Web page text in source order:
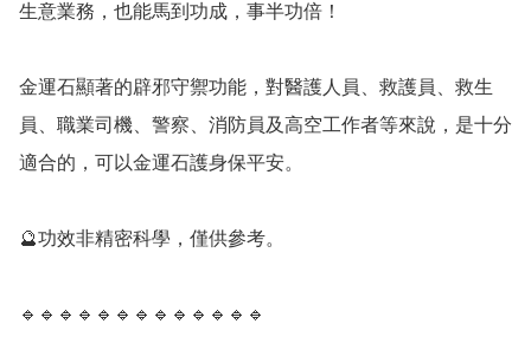
生意業務，也能馬到功成，事半功倍！
金運石顯著的辟邪守禦功能，對醫護人員、救護員、救生
員、職業司機、警察、消防員及高空工作者等來說，是十分
適合的，可以金運石護身保平安。
🔮功效非精密科學，僅供參考。
🔹️🔹️🔹️🔹️🔹️🔹️🔹️🔹️🔹️🔹️🔹️🔹️🔹️